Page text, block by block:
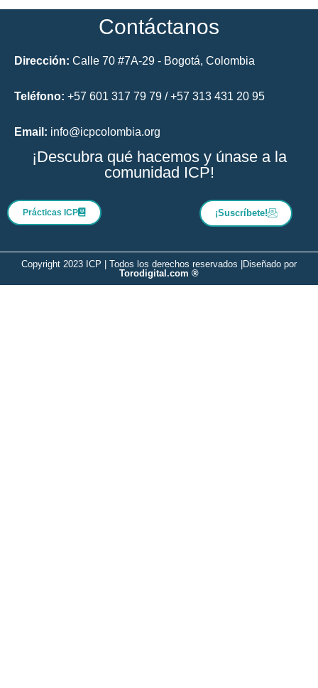
Contáctanos
Dirección: Calle 70 #7A-29 - Bogotá, Colombia
Teléfono: +57 601 317 79 79 / +57 313 431 20 95
Email: info@icpcolombia.org
¡Descubra qué hacemos y únase a la
comunidad ICP!
Prácticas ICP ¡Suscríbete!
Copyright 2023 ICP | Todos los derechos reservados |
Diseñado por
Torodigital.com ®